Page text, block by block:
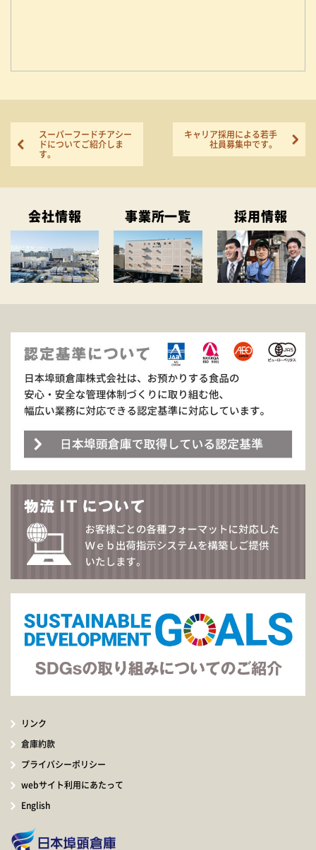
スーパーフードチアシー
ドについてご紹介しま
す。
キャリア採用による若手
社員募集中です。
会社情報 事業所一覧 採用情報
リンク
倉庫約款
プライバシーポリシー
webサイト利用にあたって
English